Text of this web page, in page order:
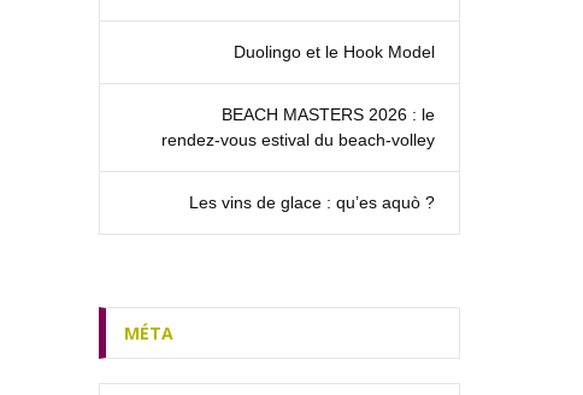
Duolingo et le Hook Model
BEACH MASTERS 2026 : le
rendez‑vous estival du beach-volley
Les vins de glace : qu’es aquò ?
MÉTA